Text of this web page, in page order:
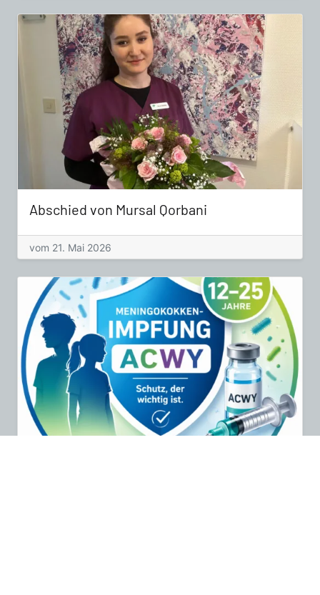
Abschied von Mursal Qorbani
vom 21. Mai 2026